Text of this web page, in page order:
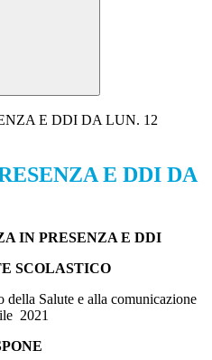
E DDI DA LUN. 12
E DDI DA
IN PRESENZA E DDI
SCOLASTICO
Salute e alla comunicazione
2021